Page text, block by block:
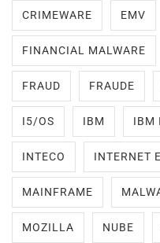
CRIMEWARE EMV
FINANCIAL MALWARE
FRAUD FRAUDE
I5/OS IBM IBM I
INTECO INTERNET
MAINFRAME
MOZILLA NUBE